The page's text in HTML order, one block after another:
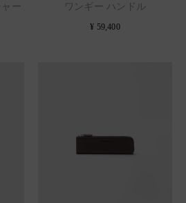
ー
ワンギー ハンドル
¥ 59,400